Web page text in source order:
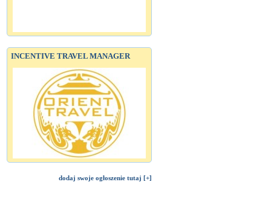
INCENTIVE TRAVEL MANAGER
dodaj swoje ogłoszenie tutaj [+]